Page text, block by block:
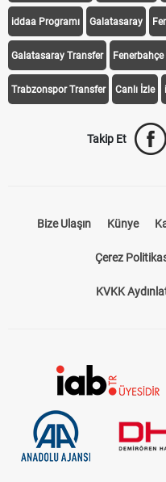
iddaa Programı Galatasaray
Galatasaray Transfer
Trabzonspor Transfer Canlı İzle
Takip Et
Bize Ulaşın Künye
Çerez
KVKK